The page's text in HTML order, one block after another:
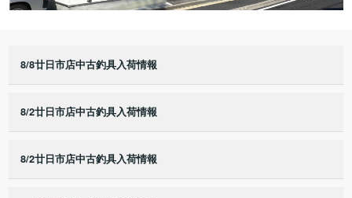
8/8廿日市店中古釣具入荷情報
8/2廿日市店中古釣具入荷情報
8/2廿日市店中古釣具入荷情報